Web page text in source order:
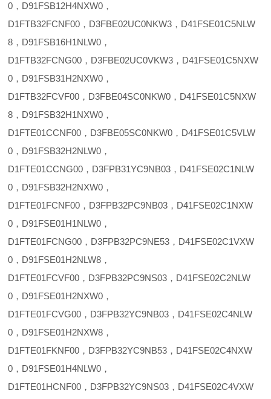
0，D91FSB12H4NXW0，
D1FTB32FCNF00，D3FBE02UC0NKW3，D41FSE01C5NLW
8，D91FSB16H1NLW0，
D1FTB32FCNG00，D3FBE02UC0VKW3，D41FSE01C5NXW
0，D91FSB31H2NXW0，
D1FTB32FCVF00，D3FBE04SC0NKW0，D41FSE01C5NXW
8，D91FSB32H1NXW0，
D1FTE01CCNF00，D3FBE05SC0NKW0，D41FSE01C5VLW
0，D91FSB32H2NLW0，
D1FTE01CCNG00，D3FPB31YC9NB03，D41FSE02C1NLW
0，D91FSB32H2NXW0，
D1FTE01FCNF00，D3FPB32PC9NB03，D41FSE02C1NXW
0，D91FSE01H1NLW0，
D1FTE01FCNG00，D3FPB32PC9NE53，D41FSE02C1VXW
0，D91FSE01H2NLW8，
D1FTE01FCVF00，D3FPB32PC9NS03，D41FSE02C2NLW
0，D91FSE01H2NXW0，
D1FTE01FCVG00，D3FPB32YC9NB03，D41FSE02C4NLW
0，D91FSE01H2NXW8，
D1FTE01FKNF00，D3FPB32YC9NB53，D41FSE02C4NXW
0，D91FSE01H4NLW0，
D1FTE01HCNF00，D3FPB32YC9NS03，D41FSE02C4VXW